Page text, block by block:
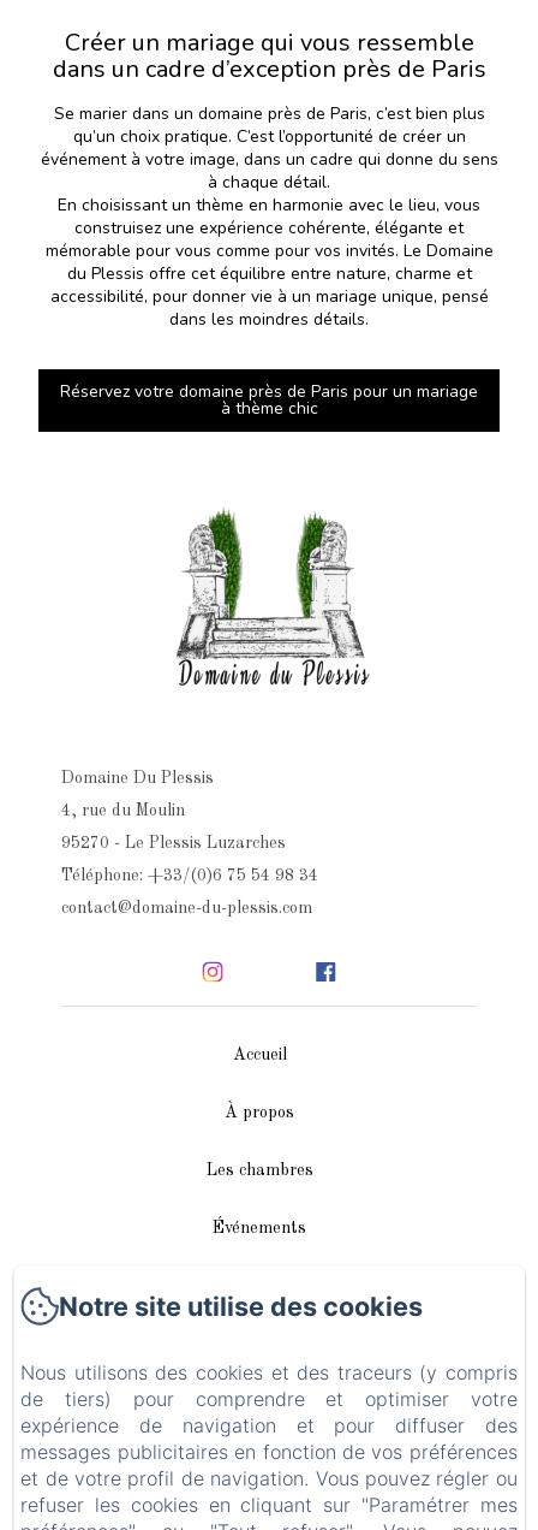
Créer un mariage qui vous ressemble
dans un cadre d’exception près de Paris
Se marier dans un domaine près de Paris, c’est bien plus
qu’un choix pratique. C’est l’opportunité de créer un
événement à votre image, dans un cadre qui donne du sens
à chaque détail.
En choisissant un thème en harmonie avec le lieu, vous
construisez une expérience cohérente, élégante et
mémorable pour vous comme pour vos invités. Le Domaine
du Plessis offre cet équilibre entre nature, charme et
accessibilité, pour donner vie à un mariage unique, pensé
dans les moindres détails.
Réservez votre domaine près de Paris pour un mariage
à thème chic
Domaine Du Plessis
4, rue du Moulin
95270 - Le Plessis Luzarches
Téléphone: +33/(0)6 75 54 98 34
contact@domaine-du-plessis.com
Accueil
À propos
Les chambres
Événements
Plan du site
Blog
Mentions légales
Notre site utilise des cookies
Nous utilisons des cookies et des traceurs (y compris
de tiers) pour comprendre et optimiser votre
expérience de navigation et pour diffuser des
messages publicitaires en fonction de vos préférences
et de votre profil de navigation. Vous pouvez régler ou
refuser les cookies en cliquant sur "Paramétrer mes